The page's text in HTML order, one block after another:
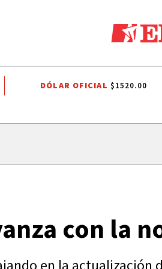
CHAVES LOS ALISOS DIEGO CHACÓN
DÓLAR OFICIAL $1520.00
con la
en la actualización